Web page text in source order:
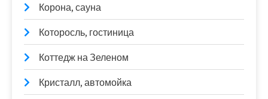
Корона, сауна
Которосль, гостиница
Коттедж на Зеленом
Кристалл, автомойка